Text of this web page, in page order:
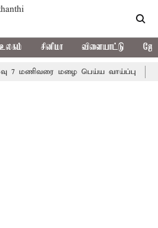
உலகம் சினிமா விளையாட்டு
மழை பெய்ய வாய்ப்பு கொரிய